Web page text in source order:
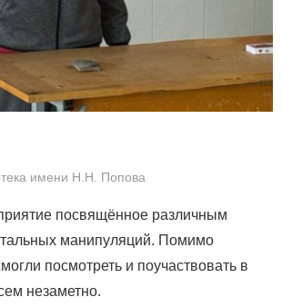
имени Н.Н. Попова
посвящённое различным
манипуляций. Помимо
посмотреть и поучаствовать в
незаметно.